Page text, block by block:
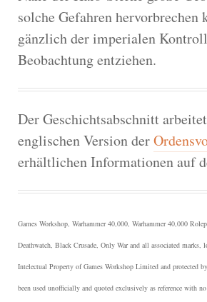
solche Gefahren hervorbrechen
gänzlich der imperialen
Beobachtung entziehen.
Der Geschichtsabschnitt
englischen Version der
erhältlichen Informationen auf
Games Workshop, Warhammer 40,000, Warhammer 40,000
Deathwatch, Black Crusade, Only War and all associated marks,
Intelectual Property of Games Workshop Limited and protected
been used unofficially and quoted exclusively as reference with